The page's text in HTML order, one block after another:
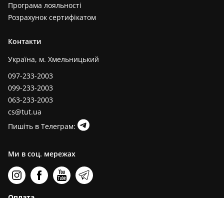
Програма лояльності
Розрахунок сертифікатом
Контакти
Україна, м. Хмельницький
097-233-2003
099-233-2003
063-233-2003
cs@tut.ua
Пишіть в Телеграм:
Ми в соц. мережах